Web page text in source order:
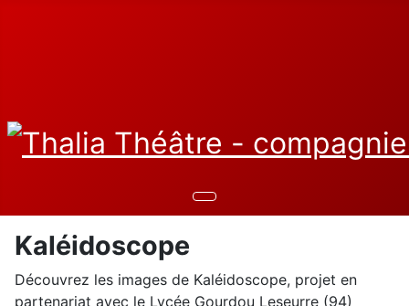
Kaléidoscope
Découvrez les images de Kaléidoscope, projet en
partenariat avec le Lycée Gourdou Leseurre (94)